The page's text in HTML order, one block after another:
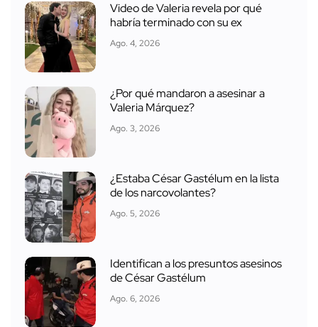
Video de Valeria revela por qué
habría terminado con su ex
Ago. 4, 2026
¿Por qué mandaron a asesinar a
Valeria Márquez?
Ago. 3, 2026
¿Estaba César Gastélum en la lista
de los narcovolantes?
Ago. 5, 2026
Identifican a los presuntos asesinos
de César Gastélum
Ago. 6, 2026